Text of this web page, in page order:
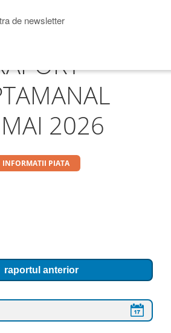
2026
INFORMATII PIATA
raportul anterior